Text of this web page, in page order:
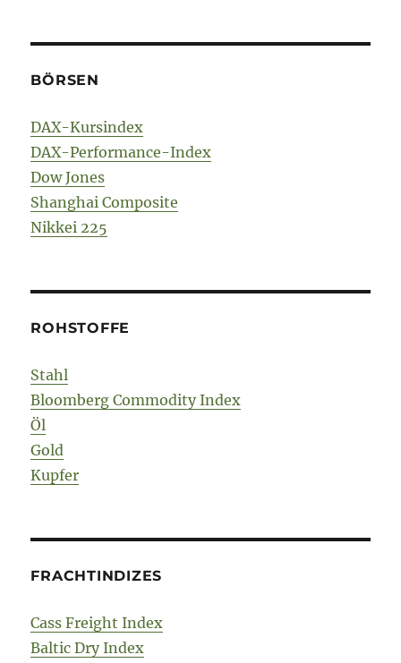
BÖRSEN
DAX-Kursindex
DAX-Performance-Index
Dow Jones
Shanghai Composite
Nikkei 225
ROHSTOFFE
Stahl
Bloomberg Commodity Index
Öl
Gold
Kupfer
FRACHTINDIZES
Cass Freight Index
Baltic Dry Index